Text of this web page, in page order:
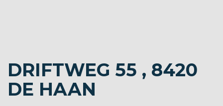
DRIFTWEG 55 , 8420
DE HAAN